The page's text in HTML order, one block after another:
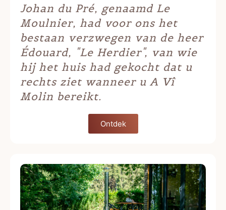
Johan du Pré, genaamd Le
Moulnier, had voor ons het
bestaan verzwegen van de heer
Édouard, "Le Herdier", van wie
hij het huis had gekocht dat u
rechts ziet wanneer u A Vî
Molin bereikt.
Ontdek